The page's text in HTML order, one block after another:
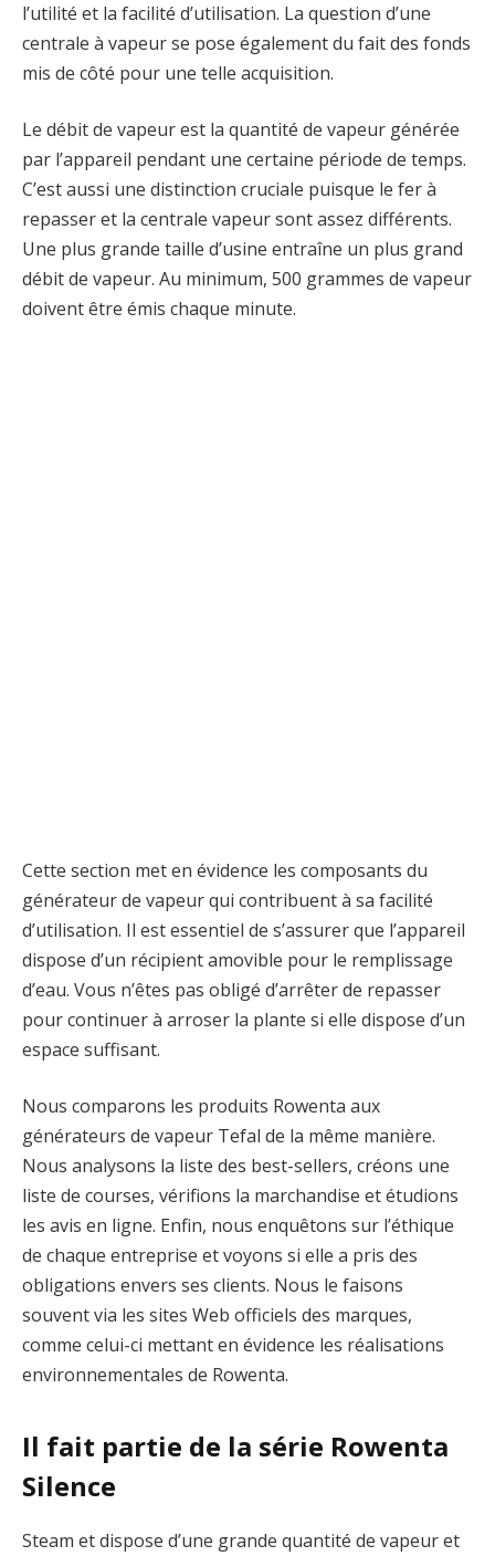
l’utilité et la facilité d’utilisation. La question d’une
centrale à vapeur se pose également du fait des fonds
mis de côté pour une telle acquisition.
Le débit de vapeur est la quantité de vapeur générée
par l’appareil pendant une certaine période de temps.
C’est aussi une distinction cruciale puisque le fer à
repasser et la centrale vapeur sont assez différents.
Une plus grande taille d’usine entraîne un plus grand
débit de vapeur. Au minimum, 500 grammes de vapeur
doivent être émis chaque minute.
Cette section met en évidence les composants du
générateur de vapeur qui contribuent à sa facilité
d’utilisation. Il est essentiel de s’assurer que l’appareil
dispose d’un récipient amovible pour le remplissage
d’eau. Vous n’êtes pas obligé d’arrêter de repasser
pour continuer à arroser la plante si elle dispose d’un
espace suffisant.
Nous comparons les produits Rowenta aux
générateurs de vapeur Tefal de la même manière.
Nous analysons la liste des best-sellers, créons une
liste de courses, vérifions la marchandise et étudions
les avis en ligne. Enfin, nous enquêtons sur l’éthique
de chaque entreprise et voyons si elle a pris des
obligations envers ses clients. Nous le faisons
souvent via les sites Web officiels des marques,
comme celui-ci mettant en évidence les réalisations
environnementales de Rowenta.
Il fait partie de la série Rowenta
Silence
Steam et dispose d’une grande quantité de vapeur et